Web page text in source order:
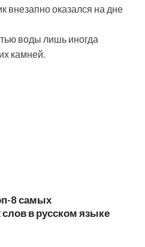
внезапно оказался на дне
воды лишь иногда
камней.
8 самых
в русском языке